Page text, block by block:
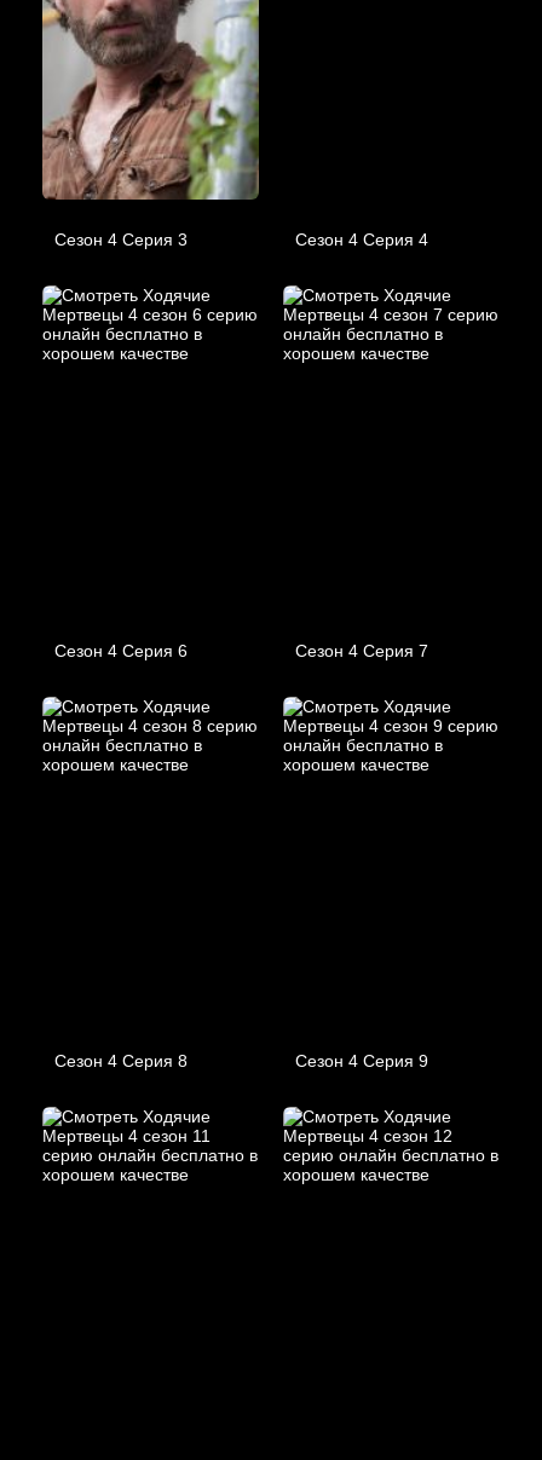
Сезон 4 Серия 3 Сезон 4 Серия 4
Сезон 4 Серия 6 Сезон 4 Серия 7
Сезон 4 Серия 8 Сезон 4 Серия 9